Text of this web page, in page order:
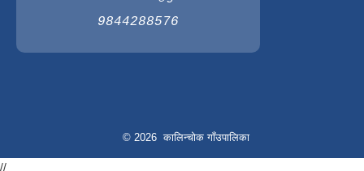
9844288576
© 2026 कालिन्चोक गाँउपालिका
//